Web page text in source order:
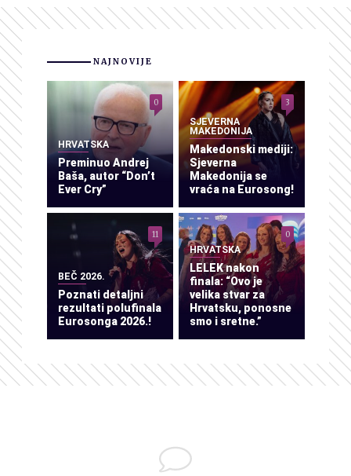
NAJNOVIJE
HRVATSKA
Preminuo Andrej
Baša, autor “Don’t
Ever Cry”
0
SJEVERNA
MAKEDONIJA
Makedonski mediji:
Sjeverna
Makedonija se
vraća na Eurosong!
3
BEČ 2026.
Poznati detaljni
rezultati polufinala
Eurosonga 2026.!
11
HRVATSKA
LELEK nakon
finala: “Ovo je
velika stvar za
Hrvatsku, ponosne
smo i sretne.”
0